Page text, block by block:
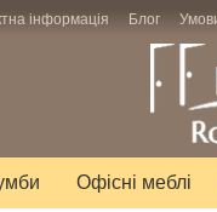
інформація Блог
Офісні меблі